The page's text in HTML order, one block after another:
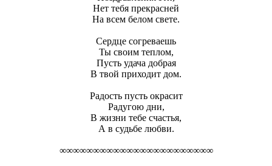
Нет тебя прекрасней
На всем белом свете.
Сердце согреваешь
Ты своим теплом,
Пусть удача добрая
В твой приходит дом.
Радость пусть окрасит
Радугою дни,
В жизни тебе счастья,
А в судьбе любви.
∞∞∞∞∞∞∞∞∞∞∞∞∞∞∞∞∞∞∞∞∞∞∞